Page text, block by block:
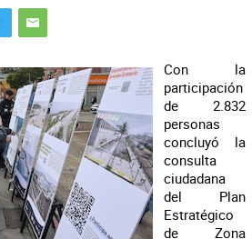
Con la
participación
de 2.832
personas
concluyó la
consulta
ciudadana
del Plan
Estratégico
de Zona